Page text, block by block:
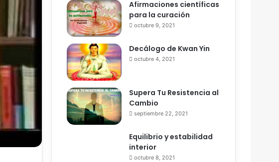
Afirmaciones científicas
para la curación
octubre 9, 2021
Decálogo de Kwan Yin
octubre 4, 2021
Supera Tu Resistencia al
Cambio
septiembre 22, 2021
Equilibrio y estabilidad
interior
octubre 8, 2021